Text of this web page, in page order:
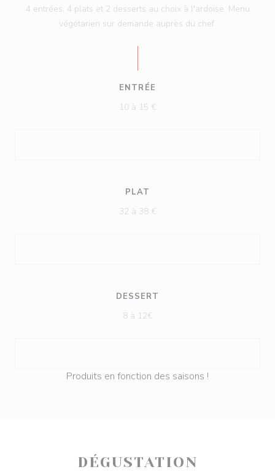
4 entrées, 4 plats et 2 desserts au choix à l'ardoise. Menu
végétarien sur demande auprès du chef.
ENTRÉE
10 à 15 €
PLAT
32 à 38 €
DESSERT
8 à 12€
Produits en fonction des saisons !
DÉGUSTATION